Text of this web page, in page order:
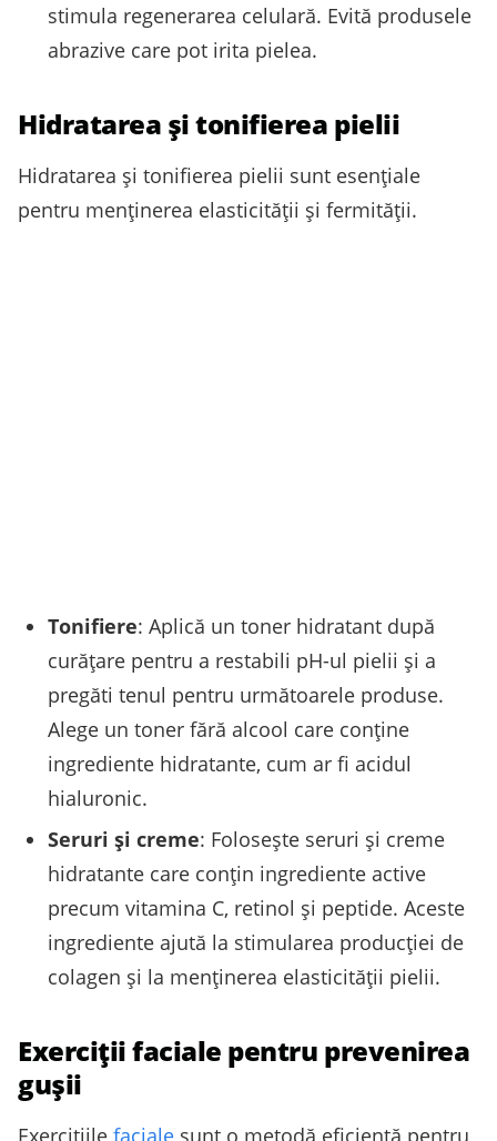
stimula regenerarea celulară. Evită produsele
abrazive care pot irita pielea.
Hidratarea și tonifierea pielii
Hidratarea și tonifierea pielii sunt esențiale
pentru menținerea elasticității și fermității.
Tonifiere: Aplică un toner hidratant după
curățare pentru a restabili pH-ul pielii și a
pregăti tenul pentru următoarele produse.
Alege un toner fără alcool care conține
ingrediente hidratante, cum ar fi acidul
hialuronic.
Seruri și creme: Folosește seruri și creme
hidratante care conțin ingrediente active
precum vitamina C, retinol și peptide. Aceste
ingrediente ajută la stimularea producției de
colagen și la menținerea elasticității pielii.
Exerciții faciale pentru prevenirea
gușii
Exercițiile faciale sunt o metodă eficientă pentru